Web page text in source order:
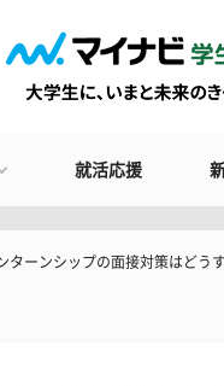
就活応援
ターンシップの面接対策はどう